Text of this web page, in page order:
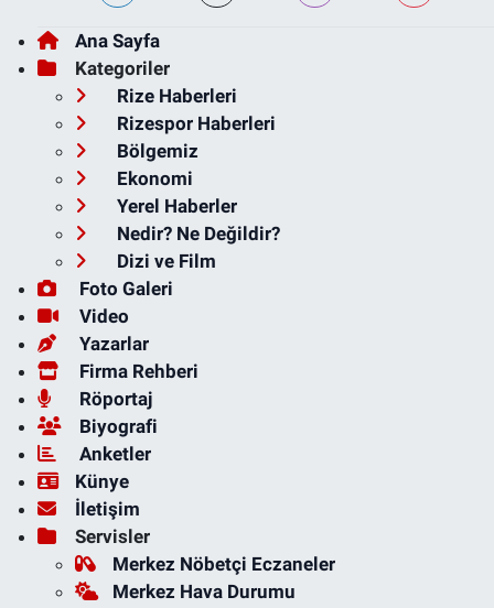
Ana Sayfa
Kategoriler
Rize Haberleri
Rizespor Haberleri
Bölgemiz
Ekonomi
Yerel Haberler
Nedir? Ne Değildir?
Dizi ve Film
Foto Galeri
Video
Yazarlar
Firma Rehberi
Röportaj
Biyografi
Anketler
Künye
İletişim
Servisler
Merkez Nöbetçi Eczaneler
Merkez Hava Durumu